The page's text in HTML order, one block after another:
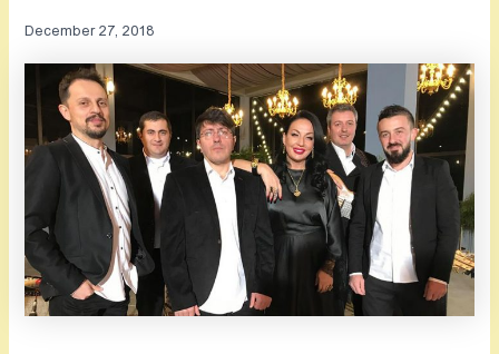
December 27, 2018